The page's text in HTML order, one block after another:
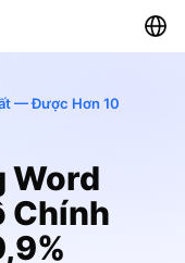
— Được Hơn 10
Word
Chính